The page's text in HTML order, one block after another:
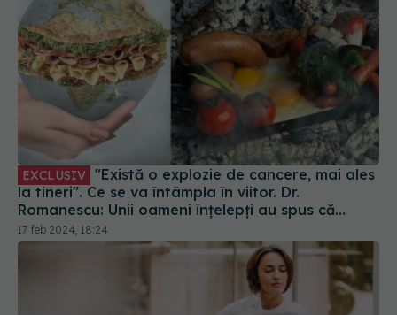
EXCLUSIV
la tineri". Ce se va întâmpla în viitor. Dr.
Romanescu: Unii oameni înțelepți au spus că...
17 feb 2024, 18:24